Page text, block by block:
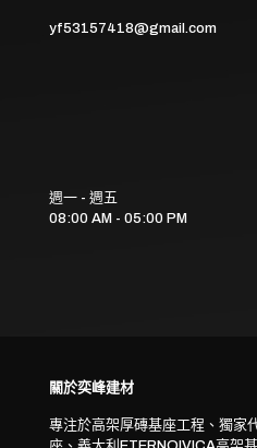
yf53157418@gmail.com
週一 - 週五
08:00 AM - 05:00 PM
關於奕峰建材
專注於高架厚磚基座工程、獨家